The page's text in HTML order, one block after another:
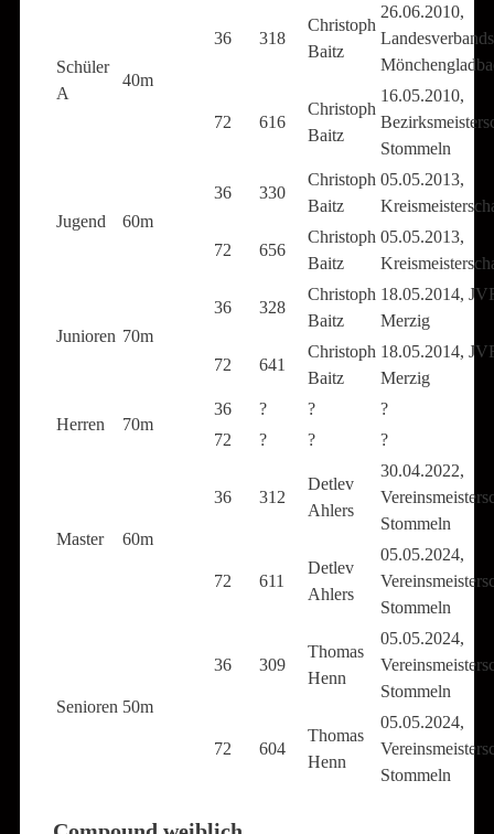
Schüler
A
40m
36 318
Christoph
Baitz
26.06.2010,
72 616
Christoph
Baitz
16.05.2010,
Stommeln
Jugend 60m
36 330
Christoph
Baitz
05.05.2013,
72 656
Christoph
Baitz
05.05.2013,
Junioren 70m
36 328
Christoph
Baitz
18.05.2014,
Merzig
72 641
Christoph
Baitz
18.05.2014,
Merzig
Herren 70m
36 ? ?
?
72
? ? ?
Master 60m
36 312
Detlev
Ahlers
30.04.2022,
Stommeln
72 611
Detlev
Ahlers
05.05.2024,
Stommeln
Senioren 50m
36 309
Thomas
Henn
05.05.2024,
Stommeln
72 604
Thomas
Henn
05.05.2024,
Stommeln